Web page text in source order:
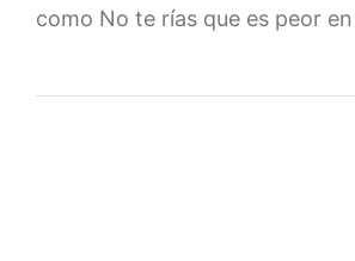
como No te rías que es peor